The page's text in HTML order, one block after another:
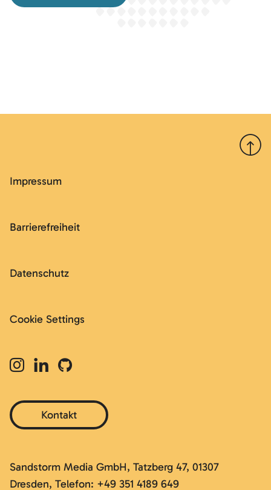
Nach
Impressum
Barrierefreiheit
Datenschutz
Cookie Settings
Kontakt
Sandstorm Media GmbH, Tatzberg 47, 01307
Dresden, Telefon: +49 351 4189 649